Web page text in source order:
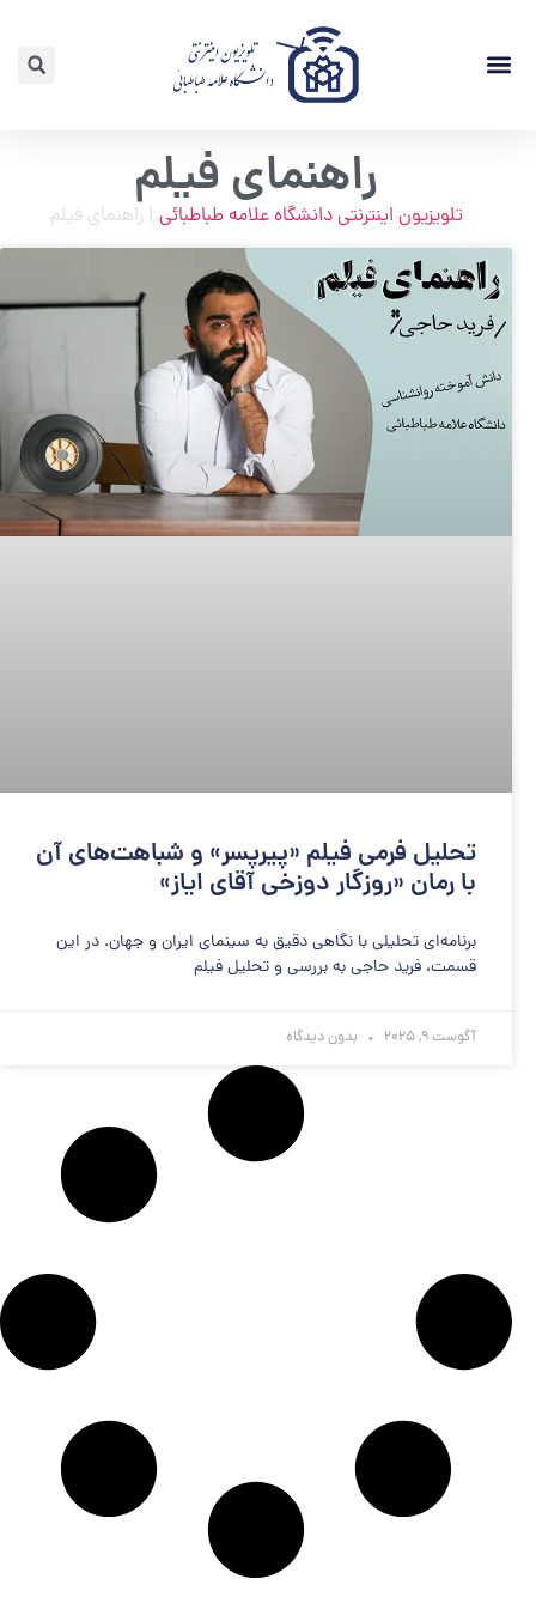
راهنمای فیلم
تلویزیون اینترنتی دانشگاه علامه طباطبائی| راهنمای فیلم
تحلیل فرمی فیلم «پیرپسر» و شباهت‌های آن
با رمان «روزگار دوزخی آقای ایاز»
برنامه‌ای تحلیلی با نگاهی دقیق به سینمای ایران و جهان. در این
قسمت، فرید حاجی به بررسی و تحلیل فیلم
آگوست 9, 2025 بدون دیدگاه